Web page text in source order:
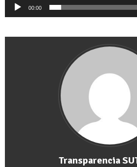
00:00
Transparencia